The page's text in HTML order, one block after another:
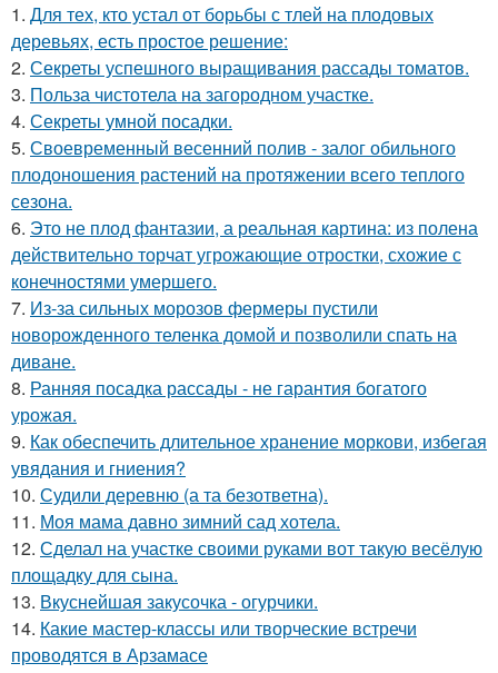
1. Для тех, кто устал от борьбы с тлей на плодовых
деревьях, есть простое решение:
2. Секреты успешного выращивания рассады томатов.
3. Польза чистотела на загородном участке.
4. Секреты умной посадки.
5. Своевременный весенний полив - залог обильного
плодоношения растений на протяжении всего теплого
сезона.
6. Это не плод фантазии, а реальная картина: из полена
действительно торчат угрожающие отростки, схожие с
конечностями умершего.
7. Из-за сильных морозов фермеры пустили
новорожденного теленка домой и позволили спать на
диване.
8. Ранняя посадка рассады - не гарантия богатого
урожая.
9. Как обеспечить длительное хранение моркови, избегая
увядания и гниения?
10. Судили деревню (а та безответна).
11. Моя мама давно зимний сад хотела.
12. Сделал на участке своими руками вот такую весёлую
площадку для сына.
13. Вкуснейшая закусочка - огурчики.
14. Какие мастер-классы или творческие встречи
проводятся в Арзамасе